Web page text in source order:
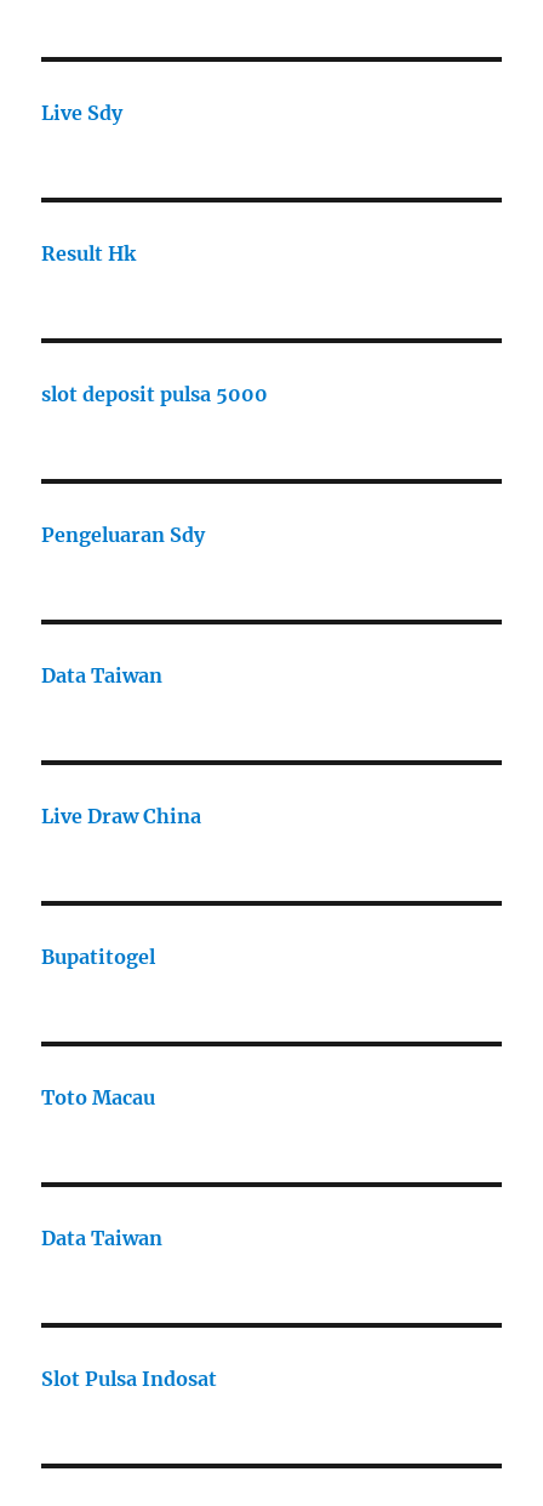
Live Sdy
Result Hk
slot deposit pulsa 5000
Pengeluaran Sdy
Data Taiwan
Live Draw China
Bupatitogel
Toto Macau
Data Taiwan
Slot Pulsa Indosat